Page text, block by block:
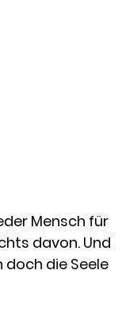
Mensch für
davon. Und
doch die Seele